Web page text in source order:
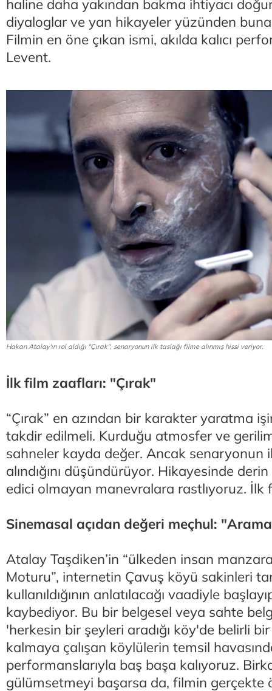
haline daha yakından bakma ihtiyacı
diyaloglar ve yan hikayeler yüzünden
Filmin en öne çıkan ismi, akılda kalıcı
Levent.
Hakan Atalay'ın rol aldığı "Çırak", senaryonun ilk taslağı filme alınmış hissi veriyor.
İlk film zaafları: "Çırak"
“Çırak” en azından bir karakter yaratma
takdir edilmeli. Kurduğu atmosfer ve
sahneler kayda değer. Ancak senaryonun
alındığını düşündürüyor. Hikayesinde
edici olmayan manevralara rastlıyoruz. İlk
Sinemasal açıdan değeri meçhul:
Atalay Taşdiken’in “ülkeden insan
Moturu”, internetin Çavuş köyü sakinleri
kullanıldığının anlatılacağı vaadiyle
kaybediyor. Bu bir belgesel veya sahte
'herkesin bir şeyleri aradığı köy'de belirli
kalmaya çalışan köylülerin temsil
performanslarıyla baş başa kalıyoruz.
gülümsetmeyi başarsa da, filmin gerçekte